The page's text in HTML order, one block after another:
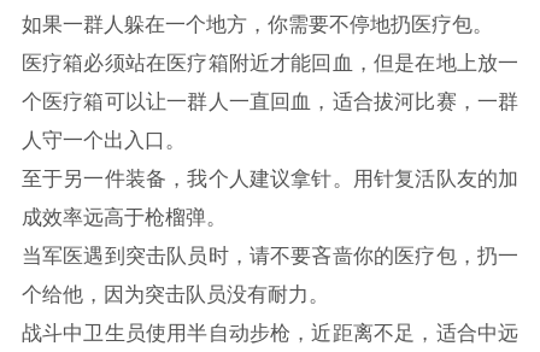
如果一群人躲在一个地方，你需要不停地扔医疗包。
医疗箱必须站在医疗箱附近才能回血，但是在地上放一
个医疗箱可以让一群人一直回血，适合拔河比赛，一群
人守一个出入口。
至于另一件装备，我个人建议拿针。用针复活队友的加
成效率远高于枪榴弹。
当军医遇到突击队员时，请不要吝啬你的医疗包，扔一
个给他，因为突击队员没有耐力。
战斗中卫生员使用半自动步枪，近距离不足，适合中远